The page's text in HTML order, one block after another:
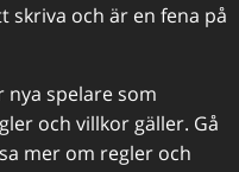
skriva och är en fena på
nya spelare som
och villkor gäller. Gå
mer om regler och